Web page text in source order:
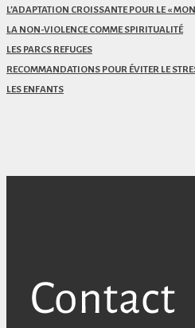
L’ADAPTATION CROISSANTE POUR LE «
LA NON-VIOLENCE COMME SPIRITUALITÉ
LES PARCS REFUGES
RECOMMANDATIONS POUR ÉVITER LE
LES ENFANTS